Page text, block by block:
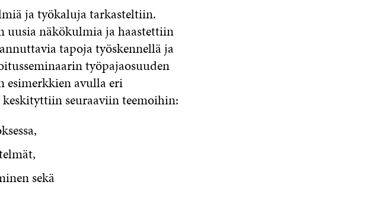
ja työkaluja tarkasteltiin.
uusia näkökulmia ja haastettiin
tapoja työskennellä ja
työpajaosuuden
avulla eri
keskityttiin seuraaviin teemoihin:
sekä